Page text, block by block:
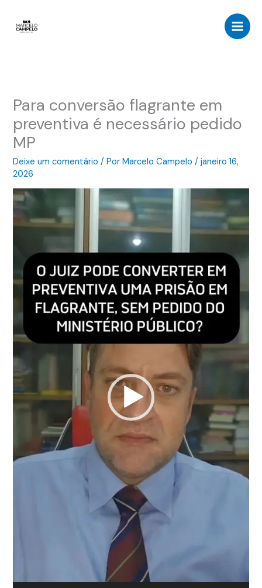
Para conversão flagrante em
preventiva é necessário pedido
MP
Deixe um comentário / PorMarcelo Campelo/janeiro 16,
2026
Tocador
vídeo